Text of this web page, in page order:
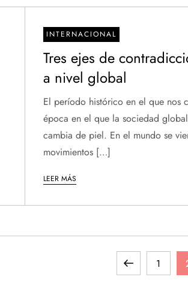
INTERNACIONAL
Tres ejes de
a nivel global
El período histórico en el que nos
época en el que la sociedad
cambia de piel. En el mundo se
movimientos […]
LEER MÁS
PáginaPágina
1